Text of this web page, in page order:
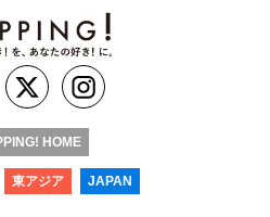
HOME
東アジア JAPAN